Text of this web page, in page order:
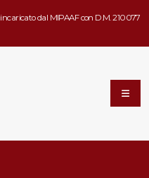
dal MIPAAF con D.M. 210077